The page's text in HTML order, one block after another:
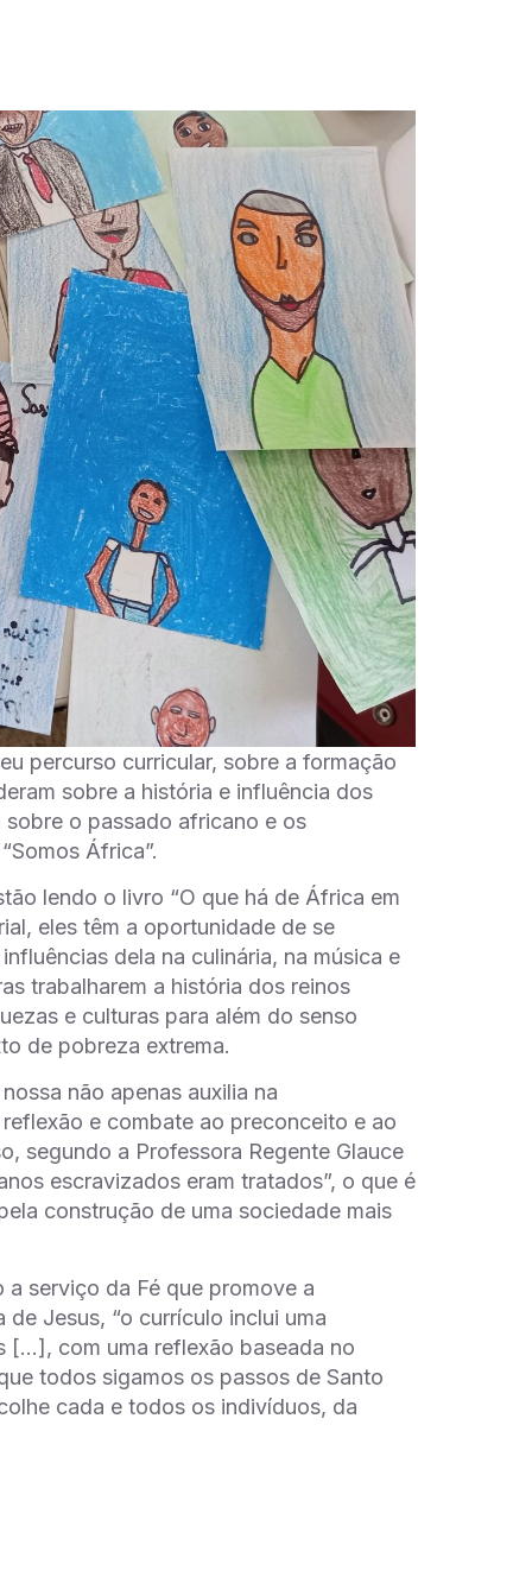
percurso curricular, sobre a formação
sobre a história e influência dos
o passado africano e os
África”.
lendo o livro “O que há de África em
eles têm a oportunidade de se
dela na culinária, na música e
trabalharem a história dos reinos
e culturas para além do senso
de pobreza extrema.
não apenas auxilia na
e combate ao preconceito e ao
segundo a Professora Regente Glauce
escravizados eram tratados”, o que é
construção de uma sociedade mais
serviço da Fé que promove a
Jesus, “o currículo inclui uma
[…], com uma reflexão baseada no
todos sigamos os passos de Santo
cada e todos os indivíduos, da